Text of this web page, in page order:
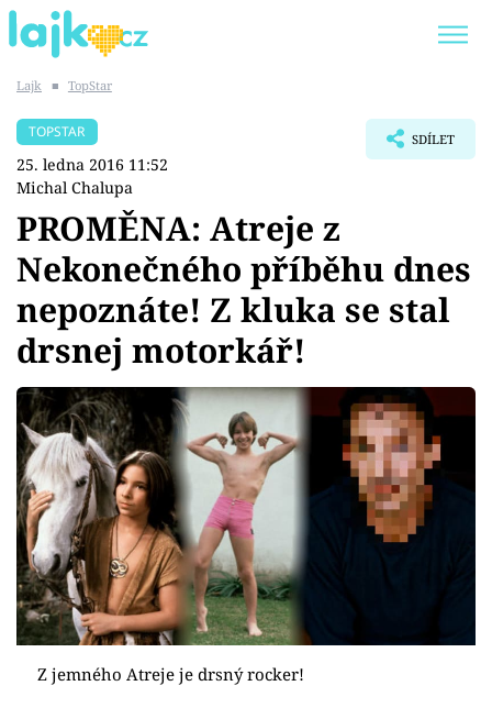
SHOPAHOLICADEL
Témata
Showbyznys
Youtubeři
Virály
Sex a vztahy
Videa
Sledujte prima+
Přihlášení
Lajk ■ TopStar
TOPSTAR
25. ledna 2016 11:52
Michal Chalupa
SDÍLET
PROMĚNA: Atreje z
Nekonečného příběhu dnes
nepoznáte! Z kluka se stal
drsnej motorkář!
Z jemného Atreje je drsný rocker!